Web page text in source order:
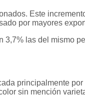
Este
por mayores
las del mismo
principalmente
sin mención